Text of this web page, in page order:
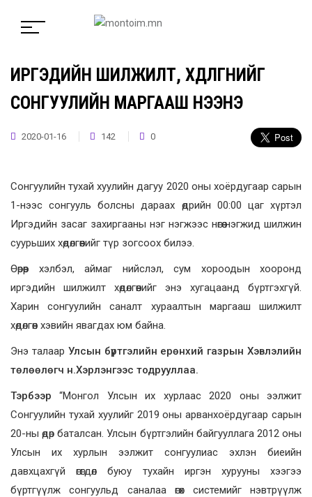
ИРГЭДИЙН ШИЛЖИЛТ, ХӨДӨЛГӨӨНИЙГ
СОНГУУЛИЙН МАРГААШ НЭЭНЭ
2020-01-16 142 0
Сонгуулийн тухай хуулийн дагуу 2020 оны хоёрдугаар сарын
1-нээс сонгууль болсны дараах өдрийн 00:00 цаг хүртэл
Иргэдийн засаг захиргааны нэг нэгжээс нөгөө нэгжид шилжин
суурьших хөдөлгөөнийг түр зогсоох билээ.
Өөрөөр хэлбэл, аймаг нийслэл, сум хороодын хооронд
иргэдийн шилжилт хөдөлгөөнийг энэ хугацаанд бүртгэхгүй.
Харин сонгуулийн саналт хураалтын маргааш шилжилт
хөдөлгөөн хэвийн явагдах юм байна.
Энэ талаар Улсын бүртгэлийн ерөнхий газрын Хэвлэлийн
төлөөлөгч н.Хэрлэнгээс тодрууллаа.
Тэрбээр “Монгол Улсын их хурлаас 2020 оны ээлжит
Сонгуулийн тухай хуулийг 2019 оны арванхоёрдугаар сарын
20-ны өдөр баталсан. Улсын бүртгэлийн байгууллага 2012 оны
Улсын их хурлын ээлжит сонгуулиас эхлэн биеийн
давхцахгүй өгөгдөл буюу тухайн иргэн хурууны хээгээ
бүртгүүлж сонгуульд саналаа өгөх системийг нэвтрүүлж